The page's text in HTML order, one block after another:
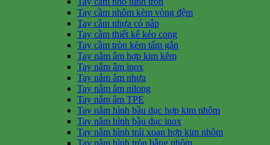
Tay cầm nhôm kèm vòng đệm
Tay cầm nhựa có nắp
Tay cầm thiết kế kéo cong
Tay cầm tròn kèm tấm gắn
Tay nắm âm hợp kim kẽm
Tay nắm âm inox
Tay nắm âm nhựa
Tay nắm âm nilong
Tay nắm âm TPE
Tay nắm hình bầu dục hợp kim nhôm
Tay nắm hình bầu dục inox
Tay nắm hình trái xoan hợp kim nhôm
Tay nắm hình tròn bằng nhôm